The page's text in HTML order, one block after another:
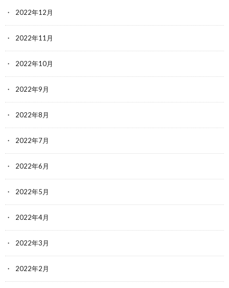
2022年12月
2022年11月
2022年10月
2022年9月
2022年8月
2022年7月
2022年6月
2022年5月
2022年4月
2022年3月
2022年2月